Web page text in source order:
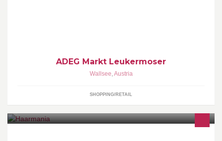
ADEG Markt Leukermoser
Wallsee,Austria
SHOPPING/RETAIL